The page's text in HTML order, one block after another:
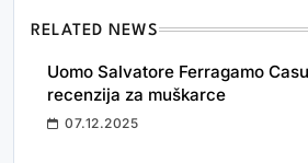
RELATED NEWS
Uomo Salvatore Ferragamo
recenzija za muškarce
07.12.2025